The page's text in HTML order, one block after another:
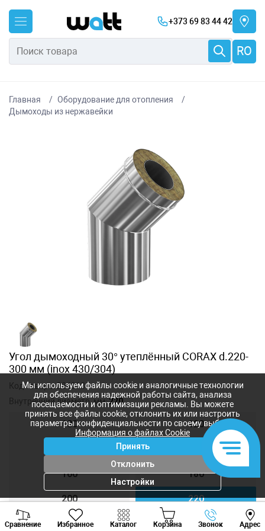
+373 69 83 44 42
RO
Главная
Оборудование для отопления
Дымоходы из нержавейки
Угол дымоходный 30° утеплённый CORAX d.220-
300 мм (inox 430/304)
Код товара:234918
Внутренний диаметр, мм:220
100 120
160 180
200 220
250 300
Сравнение Избранное Каталог Корзина Звонок Адрес
Viber Whatsapp
Мы используем файлы cookie и аналогичные технологии
для обеспечения надежной работы сайта, анализа
посещаемости и оптимизации рекламы. Вы можете
принять все файлы cookie, отклонить их или настроить
параметры конфиденциальности по своему выбору.
Информация о файлах Cookie
Принять
Отклонить
Настройки